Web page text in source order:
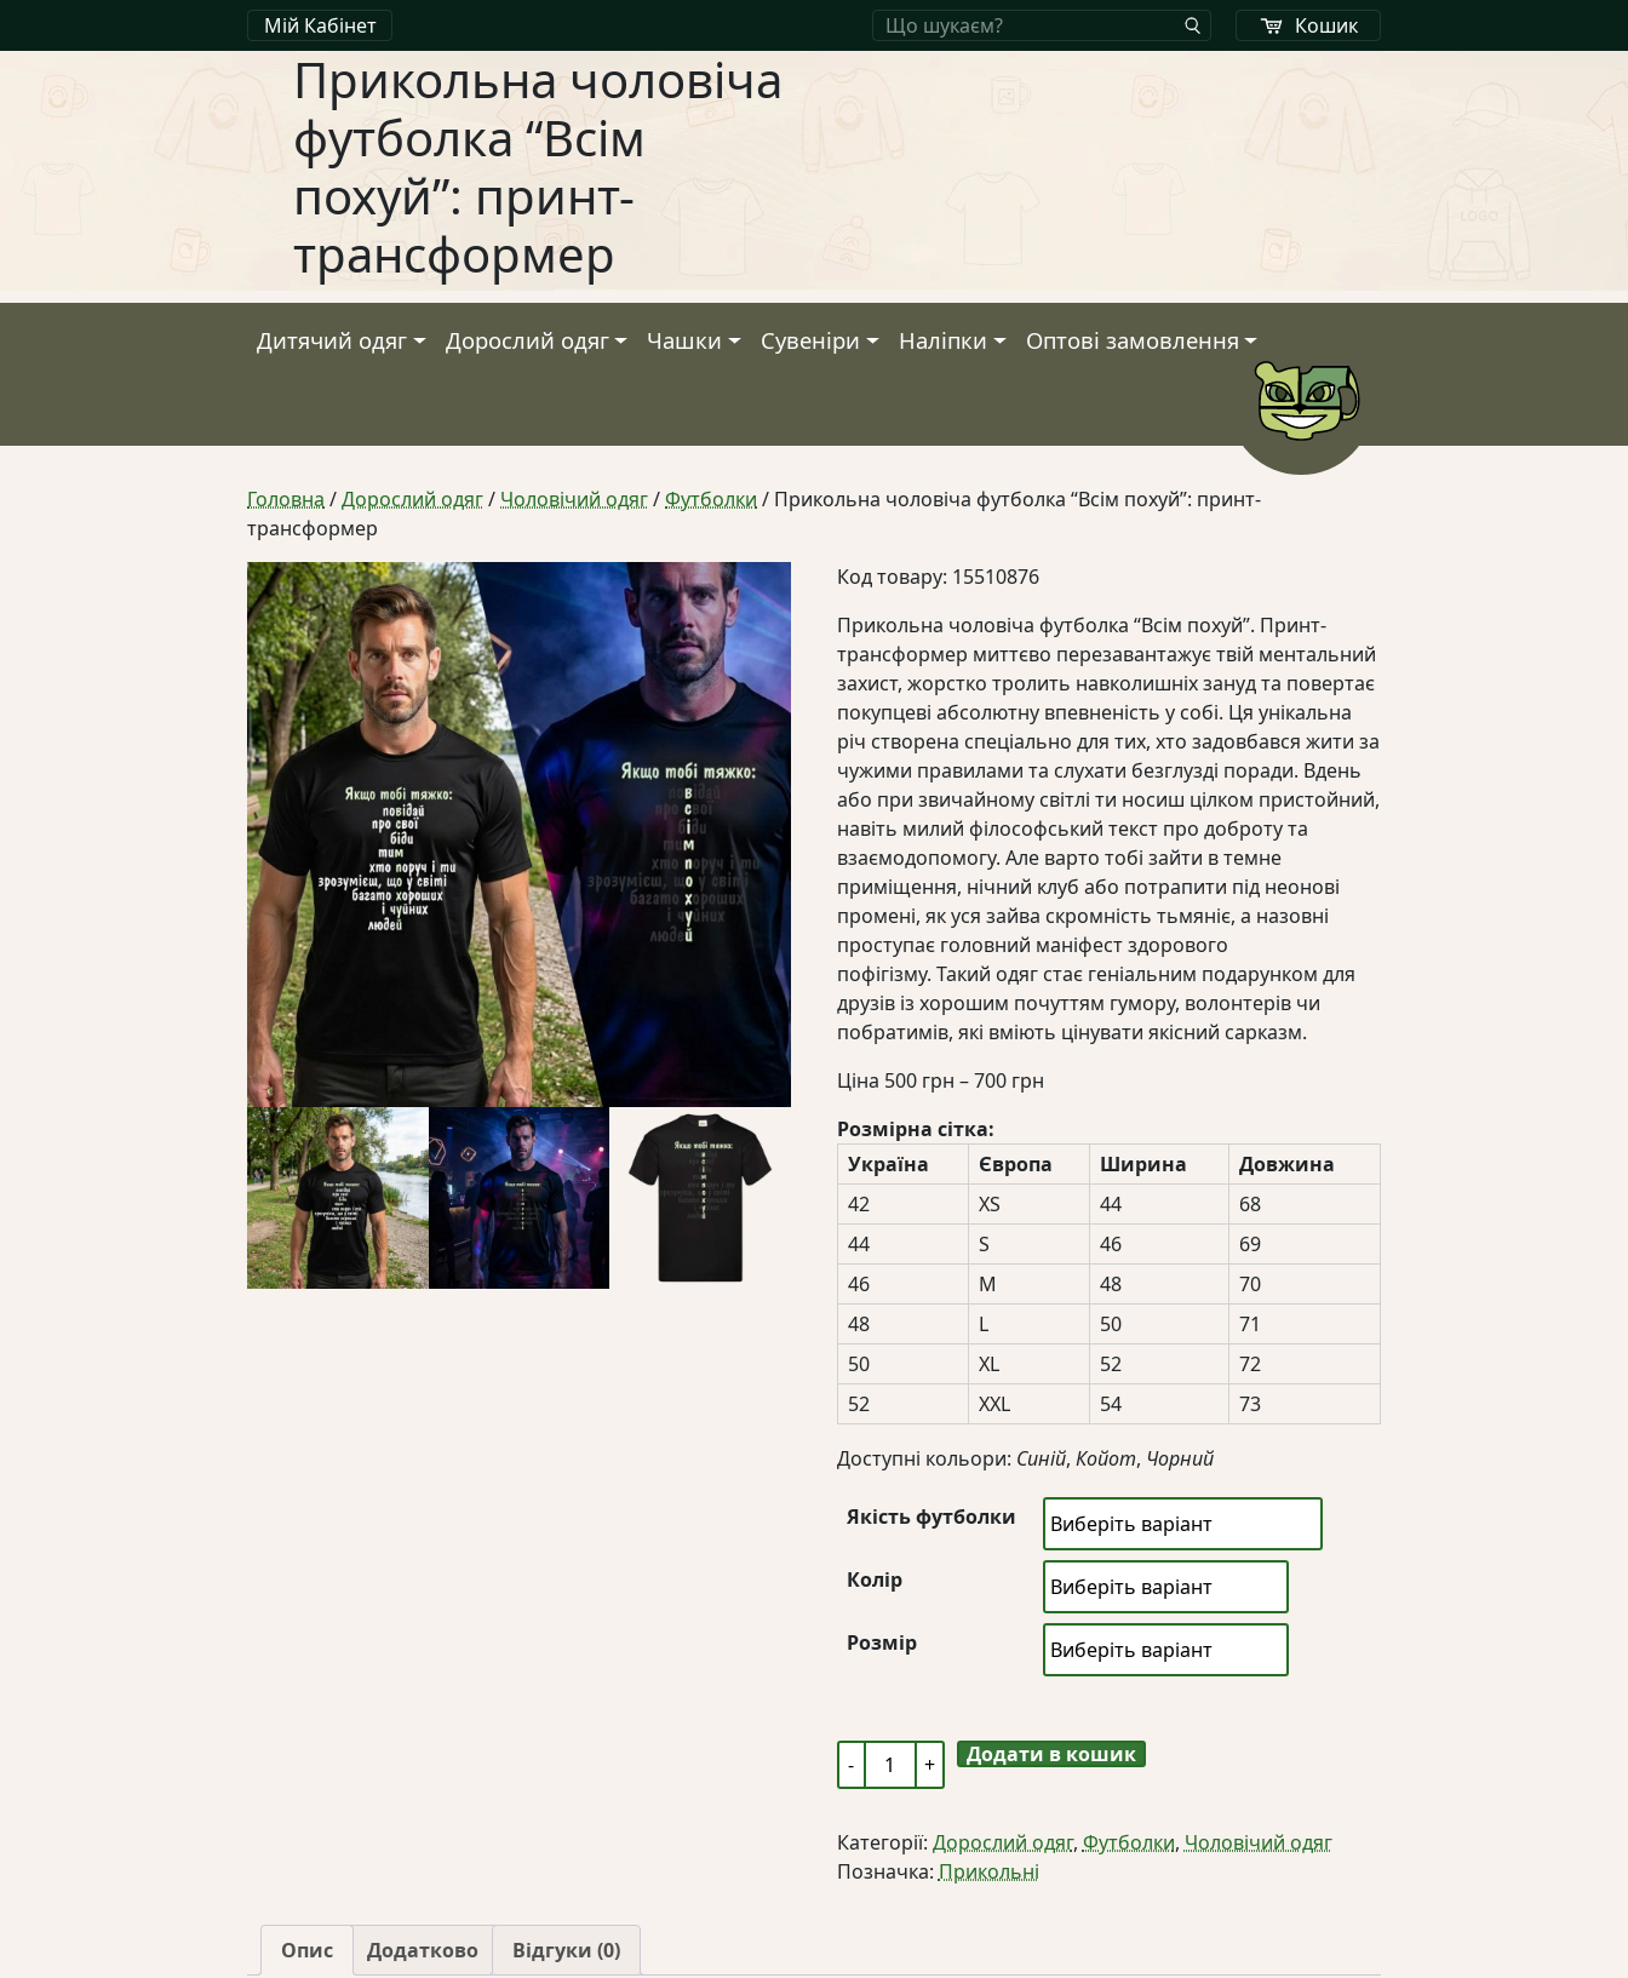
Мій Кабінет Кошик
Прикольна чоловіча
футболка “Всім
похуй”: принт-
трансформер
Дитячий одяг Дорослий одяг Чашки Сувеніри Наліпки Оптові замовлення
Головна /Дорослий одяг/ Чоловічий одяг/Футболки / Прикольна чоловіча футболка “Всім похуй”: принт-
трансформер
Код товару: 15510876
Прикольна чоловіча футболка “Всім похуй”. Принт-
трансформер миттєво перезавантажує твій ментальний
захист, жорстко тролить навколишніх зануд та повертає
покупцеві абсолютну впевненість у собі. Ця унікальна
річ створена спеціально для тих, хто задовбався жити за
чужими правилами та слухати безглузді поради. Вдень
або при звичайному світлі ти носиш цілком пристойний,
навіть милий філософський текст про доброту та
взаємодопомогу. Але варто тобі зайти в темне
приміщення, нічний клуб або потрапити під неонові
промені, як уся зайва скромність тьмяніє, а назовні
проступає головний маніфест здорового
пофігізму. Такий одяг стає геніальним подарунком для
друзів із хорошим почуттям гумору, волонтерів чи
побратимів, які вміють цінувати якісний сарказм.
Ціна 500 грн –700 грнДіапазон
від
500 грн
700 грн
Розмірна сітка:
Україна
Європа Ширина
Довжина
42
XS 44
68
44
S 46
69
46
M 48
70
48
L 50
71
50
XL 52
72
52
XXL 54 73
Доступні кольори: Синій, Койот, Чорний
Якість футболки
Колір
Розмір
Прикольна
чоловіча
"Всім
похуй":
Додати в кошик
Категорії: Дорослий одяг, Футболки, Чоловічий одяг
Позначка: Прикольні
Опис Додатково Відгуки (0)